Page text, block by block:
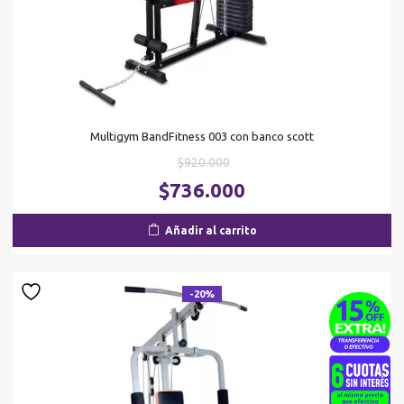
Multigym BandFitness 003 con banco scott
$920.000El
precio
original
era:
$920.000.
$736.000
Añadir al carrito
-20%